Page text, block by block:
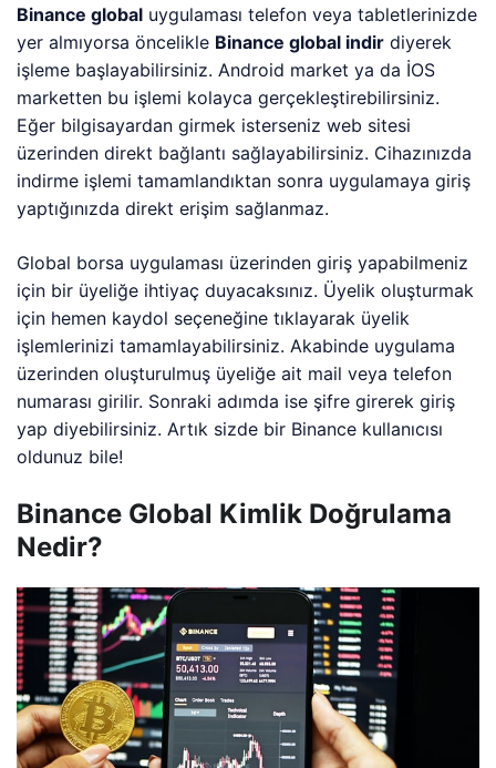
Binance global uygulaması telefon veya tabletlerinizde
yer almıyorsa öncelikle Binance global indir diyerek
işleme başlayabilirsiniz. Android market ya da İOS
marketten bu işlemi kolayca gerçekleştirebilirsiniz.
Eğer bilgisayardan girmek isterseniz web sitesi
üzerinden direkt bağlantı sağlayabilirsiniz. Cihazınızda
indirme işlemi tamamlandıktan sonra uygulamaya giriş
yaptığınızda direkt erişim sağlanmaz.
Global borsa uygulaması üzerinden giriş yapabilmeniz
için bir üyeliğe ihtiyaç duyacaksınız. Üyelik oluşturmak
için hemen kaydol seçeneğine tıklayarak üyelik
işlemlerinizi tamamlayabilirsiniz. Akabinde uygulama
üzerinden oluşturulmuş üyeliğe ait mail veya telefon
numarası girilir. Sonraki adımda ise şifre girerek giriş
yap diyebilirsiniz. Artık sizde bir Binance kullanıcısı
oldunuz bile!
Binance Global Kimlik Doğrulama
Nedir?